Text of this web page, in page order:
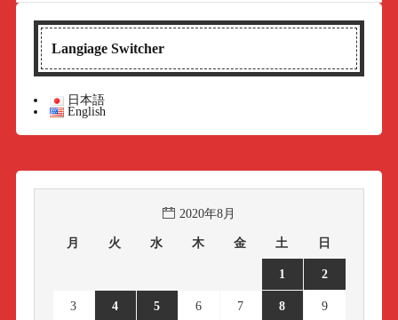
Langiage Switcher
日本語
English
2020年8月
月 火 水 木 金 土 日
1 2
3 4 5 6 7 8 9